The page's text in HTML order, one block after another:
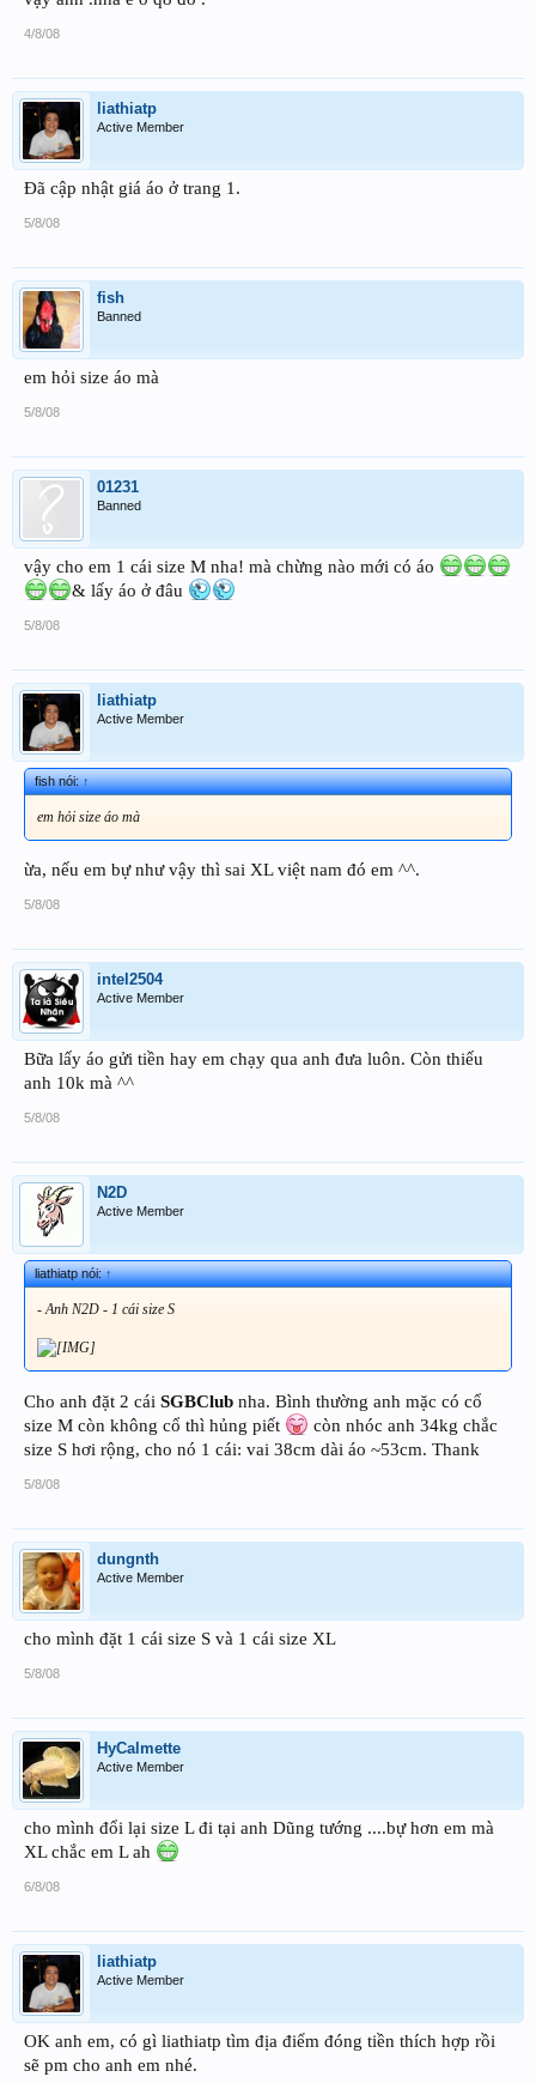
4/8/08
liathiatp
Active Member
Đã cập nhật giá áo ở trang 1.
5/8/08
fish
Banned
em hỏi size áo mà
5/8/08
01231
Banned
vậy cho em 1 cái size M nha! mà chừng nào mới có áo
& lấy áo ở đâu
5/8/08
liathiatp
Active Member
fish nói:↑
em hỏi size áo mà
ừa, nếu em bự như vậy thì sai XL việt nam đó em ^^.
5/8/08
intel2504
Active Member
Bữa lấy áo gửi tiền hay em chạy qua anh đưa luôn. Còn thiếu
anh 10k mà ^^
5/8/08
N2D
Active Member
liathiatp nói:↑
- Anh N2D - 1 cái size S
Cho anh đặt 2 cái SGBClub nha. Bình thường anh mặc có cổ
size M còn không cổ thì hủng piết
còn nhóc anh 34kg chắc
size S hơi rộng, cho nó 1 cái: vai 38cm dài áo ~53cm. Thank
5/8/08
dungnth
Active Member
cho mình đặt 1 cái size S và 1 cái size XL
5/8/08
HyCalmette
Active Member
cho mình đổi lại size L đi tại anh Dũng tướng ....bự hơn em mà
XL chắc em L ah
6/8/08
liathiatp
Active Member
OK anh em, có gì liathiatp tìm địa điểm đóng tiền thích hợp rồi
sẽ pm cho anh em nhé.